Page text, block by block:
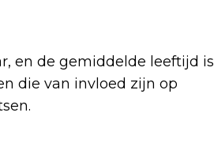
en de gemiddelde leeftijd is
die van invloed zijn op